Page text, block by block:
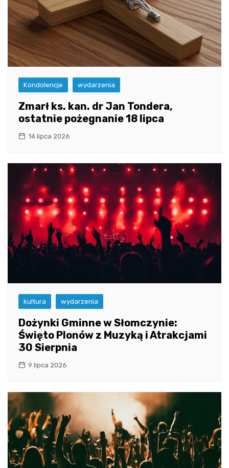
Kondolencje wydarzenia
Zmarł ks. kan. dr Jan Tondera,
ostatnie pożegnanie 18 lipca
14 lipca 2026
kultura wydarzenia
Dożynki Gminne w Słomczynie:
Święto Plonów z Muzyką i Atrakcjami
30 Sierpnia
9 lipca 2026